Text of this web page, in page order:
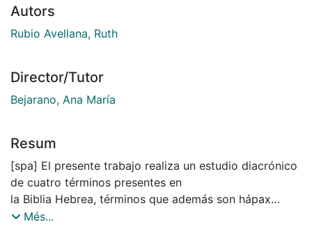
Autors
Rubio Avellana, Ruth
Director/Tutor
Bejarano, Ana María
Resum
[spa] El presente trabajo realiza un estudio diacrónico
de cuatro términos presentes en
la Biblia Hebrea, términos que además son hápax
legomena, con el objetivo de analizar
Més...